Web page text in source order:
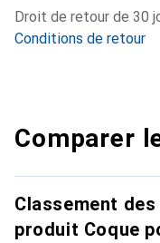
Droit de retour de 30
Conditions de retour
Comparer
Classement
produit Coque